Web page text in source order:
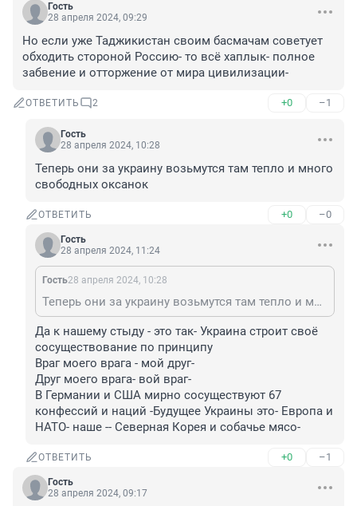
Гость
28 апреля 2024, 09:29
Но если уже Таджикистан своим басмачам советует
обходить стороной Россию- то всё хаплык- полное
забвение и отторжение от мира цивилизации-
ОТВЕТИТЬ 2 +0 –1
Гость
28 апреля 2024, 10:28
Теперь они за украину возьмутся там тепло и много
свободных оксанок
ОТВЕТИТЬ +0 –0
Гость
28 апреля 2024, 11:24
Гость28 апреля 2024, 10:28
Теперь они за украину возьмутся там тепло и много свободных оксанок
Да к нашему стыду - это так- Украина строит своё
сосуществование по принципу
Враг моего врага - мой друг-
Друг моего врага- вой враг-
В Германии и США мирно сосуществуют 67
конфессий и наций -Будущее Украины это- Европа и
НАТО- наше -- Северная Корея и собачье мясо-
ОТВЕТИТЬ +0 –1
Гость
28 апреля 2024, 09:17